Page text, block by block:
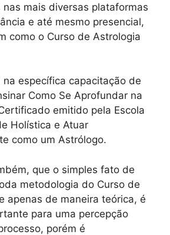
mais diversas plataformas
e até mesmo presencial,
como o Curso de Astrologia
na específica capacitação de
Como Se Aprofundar na
emitido pela Escola
Holística e Atuar
como um Astrólogo.
que o simples fato de
metodologia do Curso de
apenas de maneira teórica, é
para uma percepção
porém é